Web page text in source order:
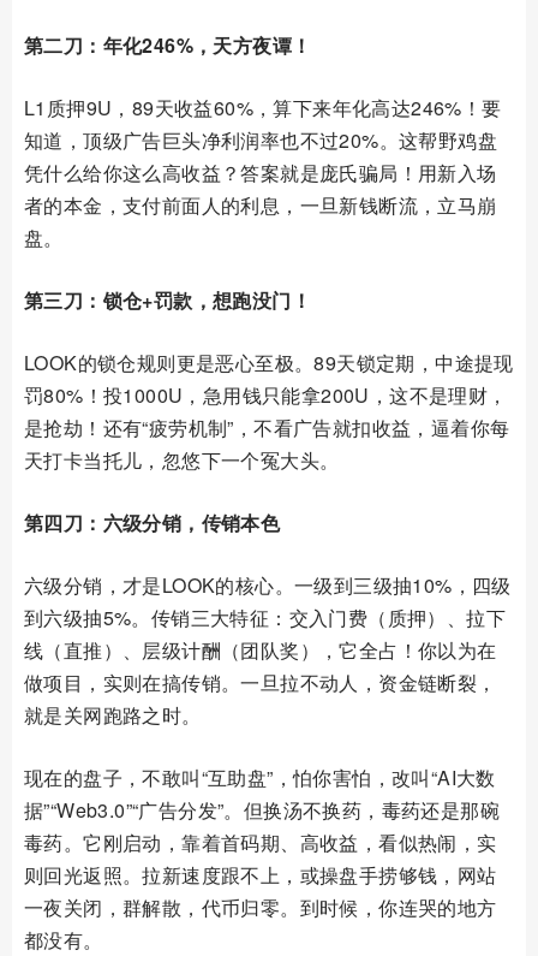
第二刀：年化246%，天方夜谭！
L1质押9U，89天收益60%，算下来年化高达246%！要
知道，顶级广告巨头净利润率也不过20%。这帮野鸡盘
凭什么给你这么高收益？答案就是庞氏骗局！用新入场
者的本金，支付前面人的利息，一旦新钱断流，立马崩
盘。
第三刀：锁仓+罚款，想跑没门！
LOOK的锁仓规则更是恶心至极。89天锁定期，中途提现
罚80%！投1000U，急用钱只能拿200U，这不是理财，
是抢劫！还有“疲劳机制”，不看广告就扣收益，逼着你每
天打卡当托儿，忽悠下一个冤大头。
第四刀：六级分销，传销本色
六级分销，才是LOOK的核心。一级到三级抽10%，四级
到六级抽5%。传销三大特征：交入门费（质押）、拉下
线（直推）、层级计酬（团队奖），它全占！你以为在
做项目，实则在搞传销。一旦拉不动人，资金链断裂，
就是关网跑路之时。
现在的盘子，不敢叫“互助盘”，怕你害怕，改叫“AI大数
据”“Web3.0”“广告分发”。但换汤不换药，毒药还是那碗
毒药。它刚启动，靠着首码期、高收益，看似热闹，实
则回光返照。拉新速度跟不上，或操盘手捞够钱，网站
一夜关闭，群解散，代币归零。到时候，你连哭的地方
都没有。